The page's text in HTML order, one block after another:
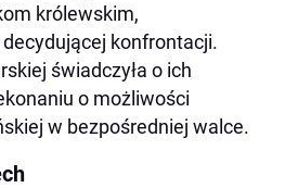
królewskim,
konfrontacji.
świadczyła o ich
o możliwości
w bezpośredniej walce.